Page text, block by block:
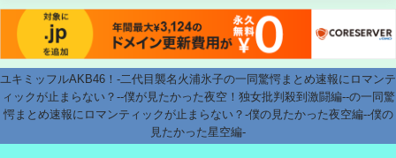
ユキミッフルAKB46！-二代目襲名火浦氷子の一同驚愕まとめ速報にロマンテ
ィックが止まらない？--僕が見たかった夜空！独女批判殺到激闘編--の一同驚
愕まとめ速報にロマンティックが止まらない？-僕の見たかった夜空編--僕の
見たかった星空編-